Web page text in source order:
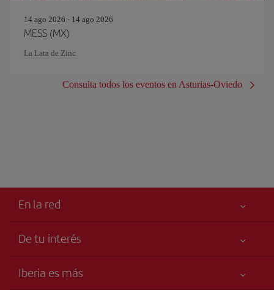
14 ago 2026 - 14 ago 2026
MESS (MX)
La Lata de Zinc
Consulta todos los eventos en Asturias-Oviedo
En la red
De tu interés
Tu seguridad es lo primero
Iberia es más